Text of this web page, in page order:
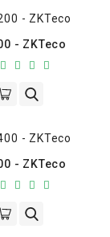
- ZKTeco
- ZKTeco